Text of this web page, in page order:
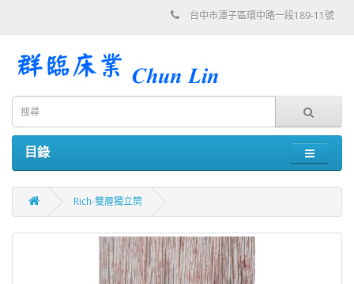
台中市潭子區環中路一段189-11號
目錄
Rich-雙層獨立筒